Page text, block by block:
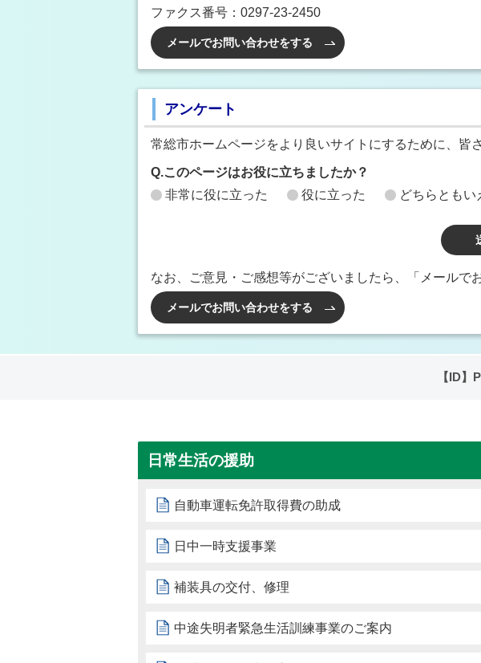
ファクス番号：0297-23-2450
メールでお問い合わせをする
アンケート
常総市ホームページをより良いサイトにするために、皆
Q.このページはお役に立ちましたか？
非常に役に立った
役に立った どちらともい
なお、ご意見・ご感想等がございましたら、「メールで
メールでお問い合わせをする
【ID】
日常生活の援助
自動車運転免許取得費の助成
日中一時支援事業
補装具の交付、修理
中途失明者緊急生活訓練事業のご案内